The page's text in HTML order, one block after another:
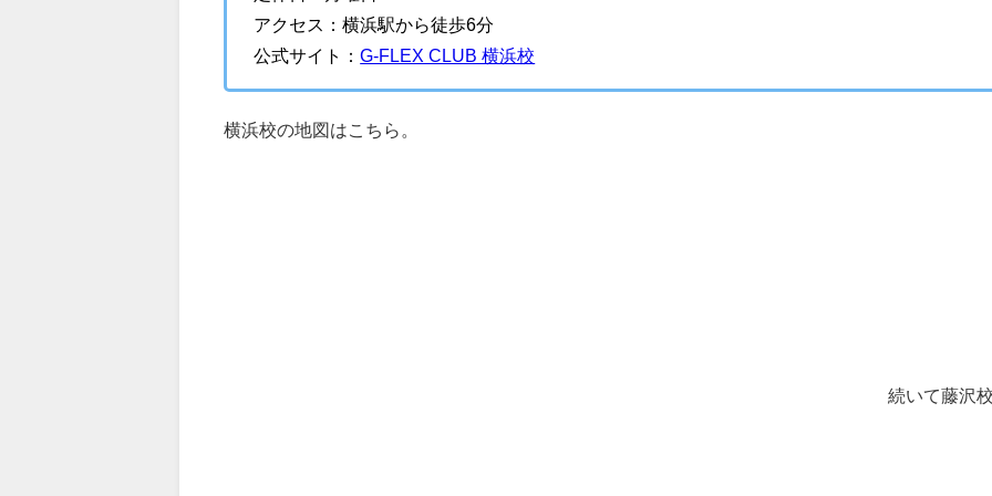
アクセス：横浜駅から徒歩6分
公式サイト：G-FLEX CLUB 横浜校
横浜校の地図はこちら。
続いて藤沢